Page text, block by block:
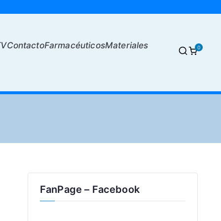
ContactoFarmacéuticosMateriales
0
FanPage – Facebook